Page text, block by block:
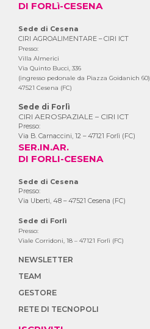
DI FORLì-CESENA
Sede di Cesena
CIRI AGROALIMENTARE – CIRI ICT
Presso:
Villa Almerici
Via Quinto Bucci, 336
(ingresso pedonale da Piazza Goidanich 60)
47521 Cesena (FC)
Sede di Forlì
CIRI AEROSPAZIALE – CIRI ICT
Presso:
Via B. Carnaccini, 12 – 47121 Forlì (FC)
SER.IN.AR.
DI FORLI-CESENA
Sede di Cesena
Presso:
Via Uberti, 48 – 47521 Cesena (FC)
Sede di Forlì
Presso:
Viale Corridoni, 18 – 47121 Forlì (FC)
NEWSLETTER
TEAM
GESTORE
RETE DI TECNOPOLI